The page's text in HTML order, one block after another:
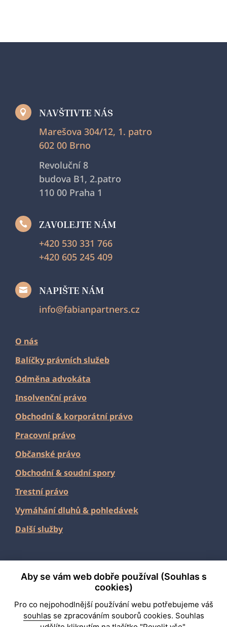

NAVŠTIVTE NÁS
Marešova 304/12, 1. patro
602 00 Brno
Revoluční 8
budova B1, 2.patro
110 00 Praha 1

ZAVOLEJTE NÁM
+420 530 331 766
+420 605 245 409

NAPIŠTE NÁM
info@fabianpartners.cz
O nás
Balíčky právních služeb
Odměna advokáta
Insolvenční právo
Obchodní& korporátní právo
Pracovní právo
Občanské právo
Obchodní & soudní spory
Trestní právo
Vymáhání dluhů & pohledávek
Další služby
2026 Fabian & Partners
PřipravilaPORTA
Aby se vám web dobře používal (Souhlas s
cookies)
Pro co nejpohodlnější používání webu potřebujeme váš
souhlas se zpracováním souborů cookies. Souhlas